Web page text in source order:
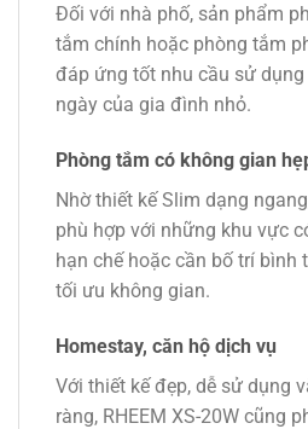
Đối với nhà phố, sản phẩm
tắm chính hoặc phòng tắm
đáp ứng tốt nhu cầu sử
ngày của gia đình nhỏ.
Phòng tắm có không gian
Nhờ thiết kế Slim dạng
phù hợp với những khu vực
hạn chế hoặc cần bố trí bình
tối ưu không gian.
Homestay, căn hộ dịch vụ
Với thiết kế đẹp, dễ sử dụng
ràng, RHEEM XS-20W cũng